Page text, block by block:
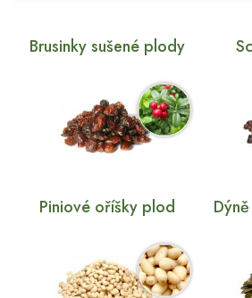
Brusinky sušené plody
Piniové oříšky plod